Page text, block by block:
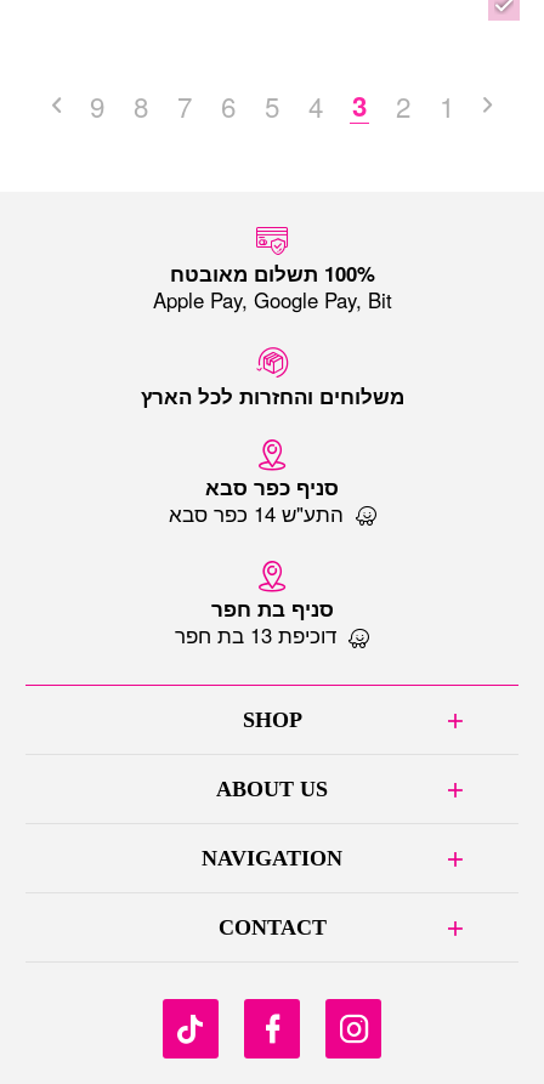
1
2
3
4
5
6
7
8
9
‏100% תשלום מאובטח
Apple Pay, Google Pay, Bit
משלוחים והחזרות לכל הארץ
סניף כפר סבא
התע"ש 14 כפר סבא
סניף בת חפר
דוכיפת 13 בת חפר
SHOP
ABOUT US
NAVIGATION
CONTACT